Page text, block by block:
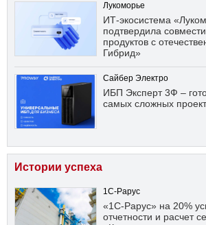
Лукоморье
ИТ-экосистема
подтвердила
продуктов с
Гибрид»
Сайбер Электро
ИБП Эксперт 3Ф –
самых сложных
Истории успеха
1С-Рарус
«1С-Рарус» на 20%
отчетности и расчет